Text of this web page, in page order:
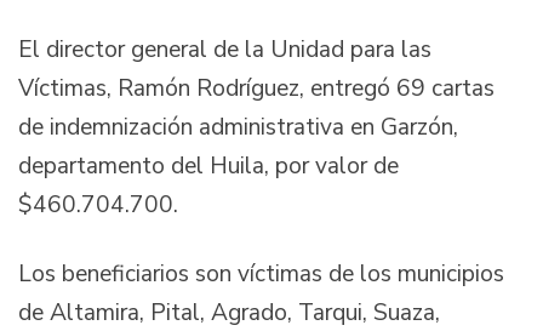
El director general de la Unidad para las
Víctimas, Ramón Rodríguez, entregó 69 cartas
de indemnización administrativa en Garzón,
departamento del Huila, por valor de
$460.704.700.
Los beneficiarios son víctimas de los municipios
de Altamira, Pital, Agrado, Tarqui, Suaza,